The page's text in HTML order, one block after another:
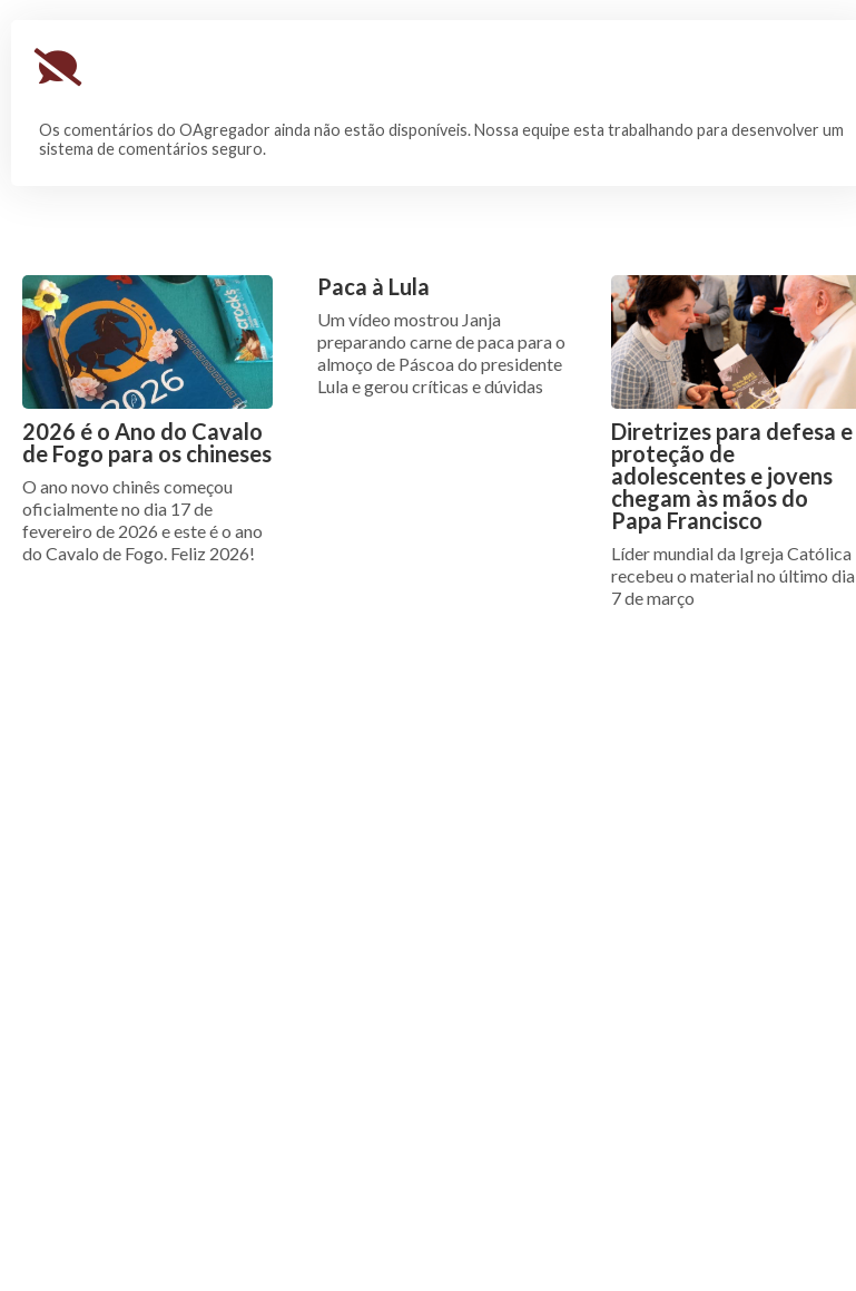
Os comentários do OAgregador ainda não estão disponíveis. Nossa equipe esta trabalhando para desenvolver um
sistema de comentários seguro.
2026 é o Ano do Cavalo
de Fogo para os chineses
O ano novo chinês começou
oficialmente no dia 17 de
fevereiro de 2026 e este é o ano
do Cavalo de Fogo. Feliz 2026!
Paca à Lula
Um vídeo mostrou Janja
preparando carne de paca para o
almoço de Páscoa do presidente
Lula e gerou críticas e dúvidas
Diretrizes para defesa e
proteção de
adolescentes e jovens
chegam às mãos do
Papa Francisco
Líder mundial da Igreja Católica
recebeu o material no último dia
7 de março